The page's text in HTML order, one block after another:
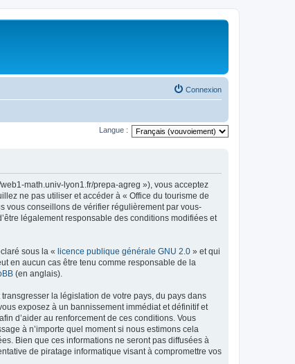
Connexion
Langue :
math.univ-lyon1.fr/prepa-agreg »), vous acceptez
ne pas utiliser et accéder à « Office du tourisme de
vous conseillons de vérifier régulièrement par vous-
légalement responsable des conditions modifiées et
sous la « licence publique générale GNU 2.0 » et qui
en aucun cas être tenu comme responsable de la
(en anglais).
la législation de votre pays, du pays dans
exposez à un bannissement immédiat et définitif et
d’aider au renforcement de ces conditions. Vous
à n’importe quel moment si nous estimons cela
Bien que ces informations ne seront pas diffusées à
de piratage informatique visant à compromettre vos